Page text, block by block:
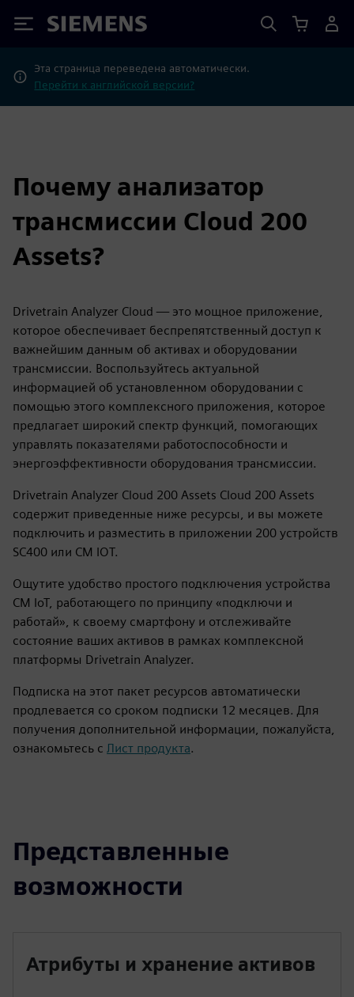
Siemens
Эта страница переведена автоматически.
Перейти к английской версии?
Почему анализатор
трансмиссии Cloud 200
Assets?
Drivetrain Analyzer Cloud — это мощное приложение,
которое обеспечивает беспрепятственный доступ к
важнейшим данным об активах и оборудовании
трансмиссии. Воспользуйтесь актуальной
информацией об установленном оборудовании с
помощью этого комплексного приложения, которое
предлагает широкий спектр функций, помогающих
управлять показателями работоспособности и
энергоэффективности оборудования трансмиссии.
Drivetrain Analyzer Cloud 200 Assets Cloud 200 Assets
содержит приведенные ниже ресурсы, и вы можете
подключить и разместить в приложении 200 устройств
SC400 или CM IOT.
Ощутите удобство простого подключения устройства
CM IoT, работающего по принципу «подключи и
работай», к своему смартфону и отслеживайте
состояние ваших активов в рамках комплексной
платформы Drivetrain Analyzer.
Подписка на этот пакет ресурсов автоматически
продлевается со сроком подписки 12 месяцев. Для
получения дополнительной информации, пожалуйста,
ознакомьтесь с Лист продукта.
Представленные
возможности
Атрибуты и хранение активов